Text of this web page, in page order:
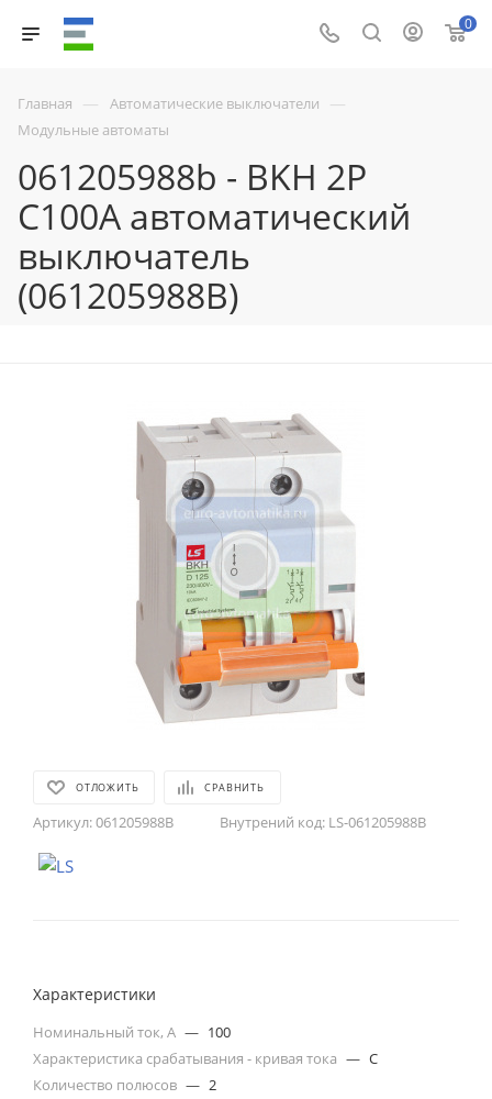
0
Главная — Автоматические выключатели —
Модульные автоматы
061205988b - BKH 2P
C100A автоматический
выключатель
(061205988B)
ОТЛОЖИТЬ СРАВНИТЬ
Артикул:061205988B Внутрений код: LS-061205988B
Характеристики
Номинальный ток, А — 100
Характеристика срабатывания - кривая тока — C
Количество полюсов — 2